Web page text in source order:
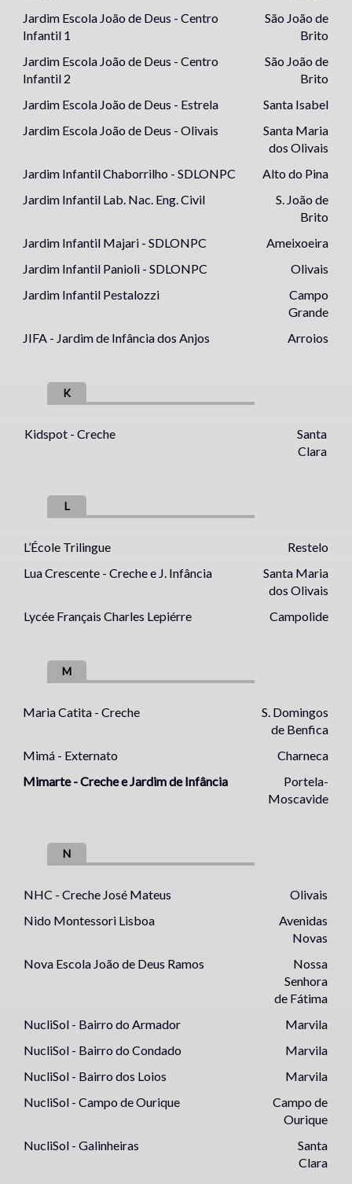
Jardim Escola João de Deus - Centro
Infantil 1
São João de
Brito
Jardim Escola João de Deus - Centro
Infantil 2
São João de
Brito
Jardim Escola João de Deus - Estrela
Santa Isabel
Jardim Escola João de Deus - Olivais
Santa Maria
dos Olivais
Jardim Infantil Chaborrilho - SDLONPC
Alto do Pina
Jardim Infantil Lab. Nac. Eng. Civil
S. João de
Brito
Jardim Infantil Majari - SDLONPC
Ameixoeira
Jardim Infantil Panioli - SDLONPC
Olivais
Jardim Infantil Pestalozzi
Campo
Grande
JIFA - Jardim de Infância dos Anjos
Arroios
K
Kidspot - Creche
Santa
Clara
L
L’École Trilingue
Restelo
Lua Crescente - Creche e J. Infância
Santa Maria
dos Olivais
Lycée Français Charles Lepiérre
Campolide
M
Maria Catita - Creche
S. Domingos
de Benfica
Mimá - Externato
Charneca
Mimarte - Creche e Jardim de Infância
Portela-
Moscavide
N
NHC - Creche José Mateus
Olivais
Nido Montessori Lisboa
Avenidas
Novas
Nova Escola João de Deus Ramos
Nossa
Senhora
de Fátima
NucliSol - Bairro do Armador
Marvila
NucliSol - Bairro do Condado
Marvila
NucliSol - Bairro dos Loios
Marvila
NucliSol - Campo de Ourique
Campo de
Ourique
NucliSol - Galinheiras
Santa
Clara